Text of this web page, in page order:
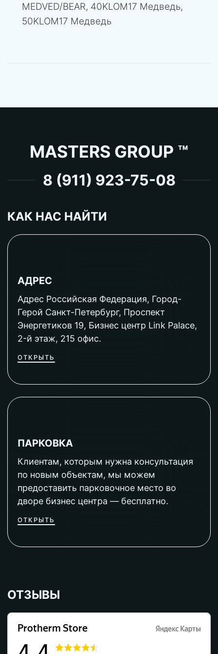
MEDVED/BEAR, 40KLOM17 Медведь,
50KLOM17 Медведь
MASTERS GROUP ™
8 (911) 923-75-08
КАК НАС НАЙТИ
АДРЕС
Адрес Российская Федерация, Город-
Герой Санкт-Петербург, Проспект
Энергетиков 19, Бизнес центр Link Palace,
2-й этаж, 215 офис.
ОТКРЫТЬ
ПАРКОВКА
Клиентам, которым нужна консультация
по новым объектам, мы можем
предоставить парковочное место во
дворе бизнес центра — бесплатно.
ОТКРЫТЬ
ОТЗЫВЫ